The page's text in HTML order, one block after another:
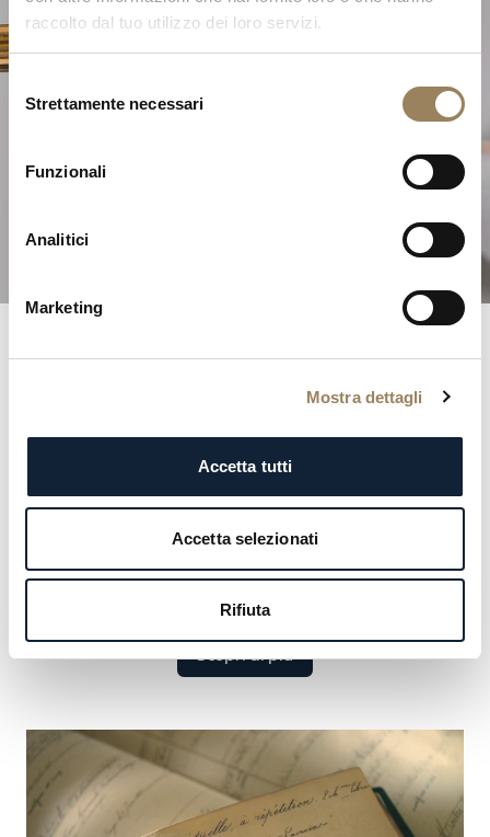
raccolto dal tuo utilizzo dei loro servizi.
delStrettamente necessari
Funzionali
Analitici
Marketing
Mostra dettagli
Accetta tutti
Accetta selezionati
Rifiuta
L'Eccellenza dell'Alta
Registri Breguet
che comprende figure illustri dai monarchi alle icone
culturali. Scoprite i grandi nomi che hanno definito il
nostro lascito e cogliete l’opportunità di aggiungere il
Scopri di più